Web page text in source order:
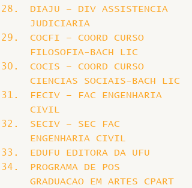
DIAJU – DIV ASSISTENCIA
JUDICIARIA
COCFI – COORD CURSO
FILOSOFIA-BACH LIC
COCIS – COORD CURSO
CIENCIAS SOCIAIS-BACH LIC
FECIV – FAC ENGENHARIA
CIVIL
SECIV – SEC FAC
ENGENHARIA CIVIL
EDUFU EDITORA DA UFU
PROGRAMA DE POS
GRADUACAO EM ARTES CPART